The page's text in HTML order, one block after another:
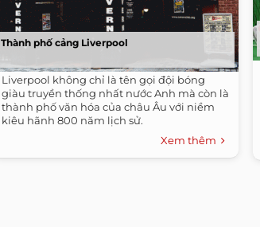
Thành phố cảng Liverpool
Liverpool không chỉ là tên gọi đội bóng
giàu truyền thống nhất nước Anh mà còn là
thành phố văn hóa của châu Âu với niềm
kiêu hãnh 800 năm lịch sử.
Xem thêm